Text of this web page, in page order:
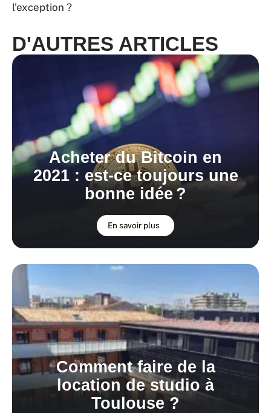
l’exception ?
D'AUTRES ARTICLES
Acheter du Bitcoin en
2021 : est-ce toujours une
bonne idée ?
En savoir plus
Comment faire de la
location de studio à
Toulouse ?